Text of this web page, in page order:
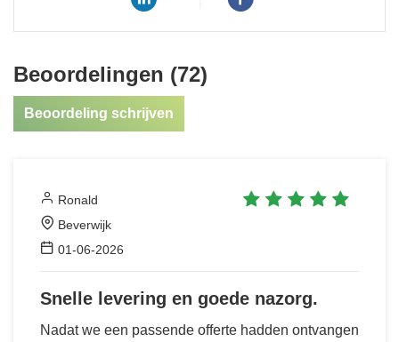
Beoordelingen (72)
Beoordeling schrijven
Ronald
Beverwijk
01-06-2026
Snelle levering en goede nazorg.
Nadat we een passende offerte hadden ontvangen